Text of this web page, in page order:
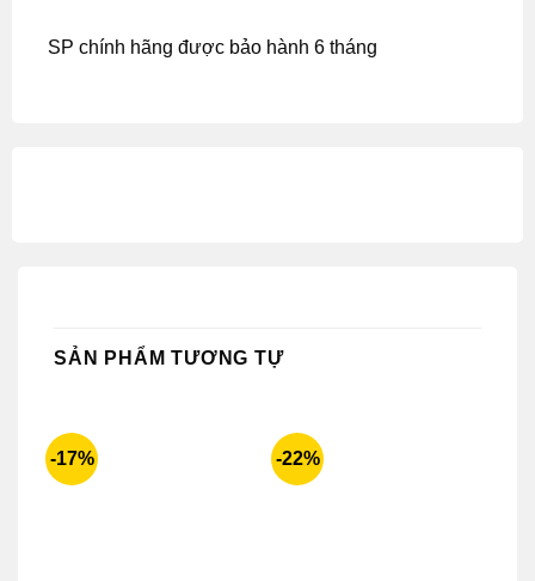
SP chính hãng được bảo hành 6 tháng
SẢN PHẨM TƯƠNG TỰ
-17% -22%